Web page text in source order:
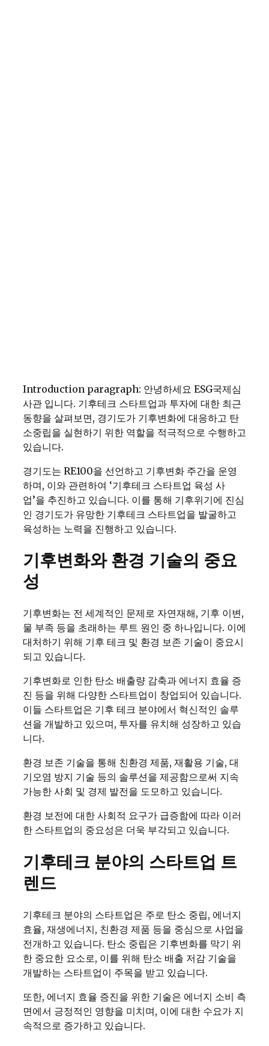
Introduction paragraph: 안녕하세요 ESG국제심
사관 입니다. 기후테크 스타트업과 투자에 대한 최근
동향을 살펴보면, 경기도가 기후변화에 대응하고 탄
소중립을 실현하기 위한 역할을 적극적으로 수행하고
있습니다.
경기도는 RE100을 선언하고 기후변화 주간을 운영
하며, 이와 관련하여 ‘기후테크 스타트업 육성 사
업’을 추진하고 있습니다. 이를 통해 기후위기에 진심
인 경기도가 유망한 기후테크 스타트업을 발굴하고
육성하는 노력을 진행하고 있습니다.
기후변화와 환경 기술의 중요
성
기후변화는 전 세계적인 문제로 자연재해, 기후 이변,
물 부족 등을 초래하는 루트 원인 중 하나입니다. 이에
대처하기 위해 기후 테크 및 환경 보존 기술이 중요시
되고 있습니다.
기후변화로 인한 탄소 배출량 감축과 에너지 효율 증
진 등을 위해 다양한 스타트업이 창업되어 있습니다.
이들 스타트업은 기후 테크 분야에서 혁신적인 솔루
션을 개발하고 있으며, 투자를 유치해 성장하고 있습
니다.
환경 보존 기술을 통해 친환경 제품, 재활용 기술, 대
기오염 방지 기술 등의 솔루션을 제공함으로써 지속
가능한 사회 및 경제 발전을 도모하고 있습니다.
환경 보전에 대한 사회적 요구가 급증함에 따라 이러
한 스타트업의 중요성은 더욱 부각되고 있습니다.
기후테크 분야의 스타트업 트
렌드
기후테크 분야의 스타트업은 주로 탄소 중립, 에너지
효율, 재생에너지, 친환경 제품 등을 중심으로 사업을
전개하고 있습니다. 탄소 중립은 기후변화를 막기 위
한 중요한 요소로, 이를 위해 탄소 배출 저감 기술을
개발하는 스타트업이 주목을 받고 있습니다.
또한, 에너지 효율 증진을 위한 기술은 에너지 소비 측
면에서 긍정적인 영향을 미치며, 이에 대한 수요가 지
속적으로 증가하고 있습니다.